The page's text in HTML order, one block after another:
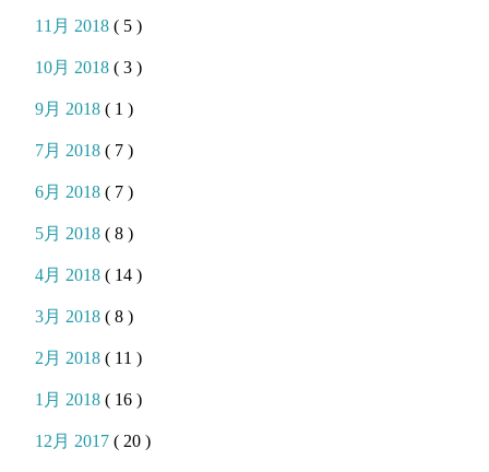
11月 2018( 5 )
10月 2018( 3 )
9月 2018( 1 )
7月 2018( 7 )
6月 2018( 7 )
5月 2018( 8 )
4月 2018( 14 )
3月 2018( 8 )
2月 2018( 11 )
1月 2018( 16 )
12月 2017( 20 )